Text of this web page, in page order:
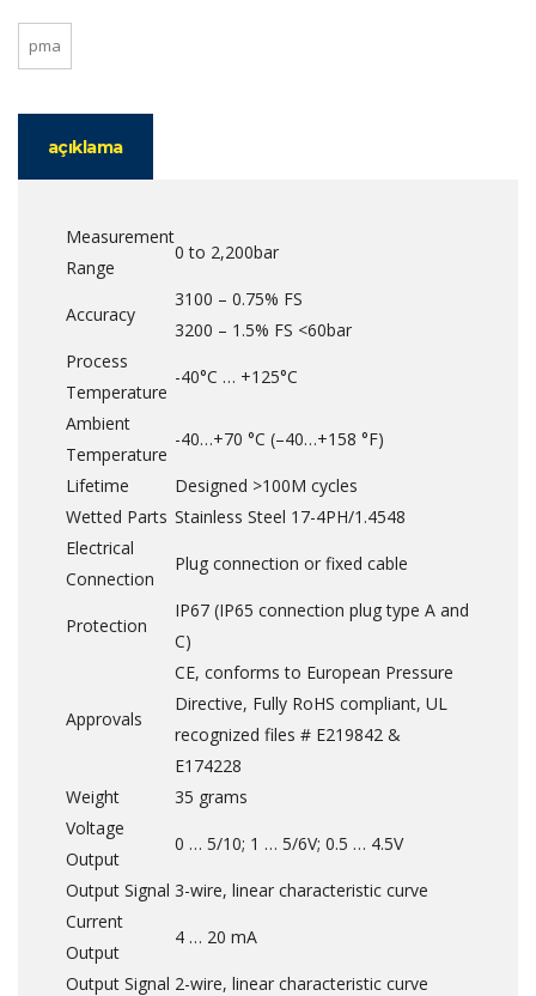
pma
açıklama
Measurement
Range
0 to 2,200bar
Accuracy
3100 – 0.75% FS
3200 – 1.5% FS <60bar
Process
Temperature
-40°C … +125°C
Ambient
Temperature
-40…+70 °C (–40…+158 °F)
Lifetime
Designed >100M cycles
Wetted Parts Stainless Steel 17-4PH/1.4548
Electrical
Connection
Plug connection or fixed cable
Protection
IP67 (IP65 connection plug type A and
C)
Approvals
CE, conforms to European Pressure
Directive, Fully RoHS compliant, UL
recognized files # E219842 &
E174228
Weight
35 grams
Voltage
Output
0 … 5/10; 1 … 5/6V; 0.5 … 4.5V
Output Signal 3-wire, linear characteristic curve
Current
Output
4 … 20 mA
Output Signal 2-wire, linear characteristic curve